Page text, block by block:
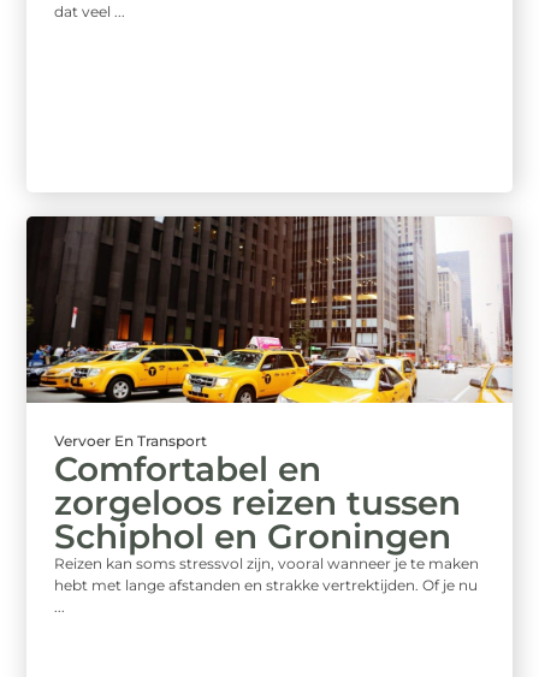
dat veel ...
Vervoer En Transport
Comfortabel en
zorgeloos reizen tussen
Schiphol en Groningen
Reizen kan soms stressvol zijn, vooral wanneer je te maken
hebt met lange afstanden en strakke vertrektijden. Of je nu
...